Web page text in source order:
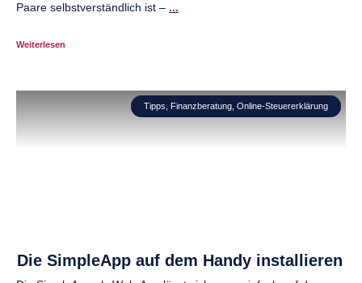
Paare selbstverständlich ist – ...
Weiterlesen
Tipps Finanzberatung Online-Steuererklärung
Die SimpleApp auf dem Handy installieren